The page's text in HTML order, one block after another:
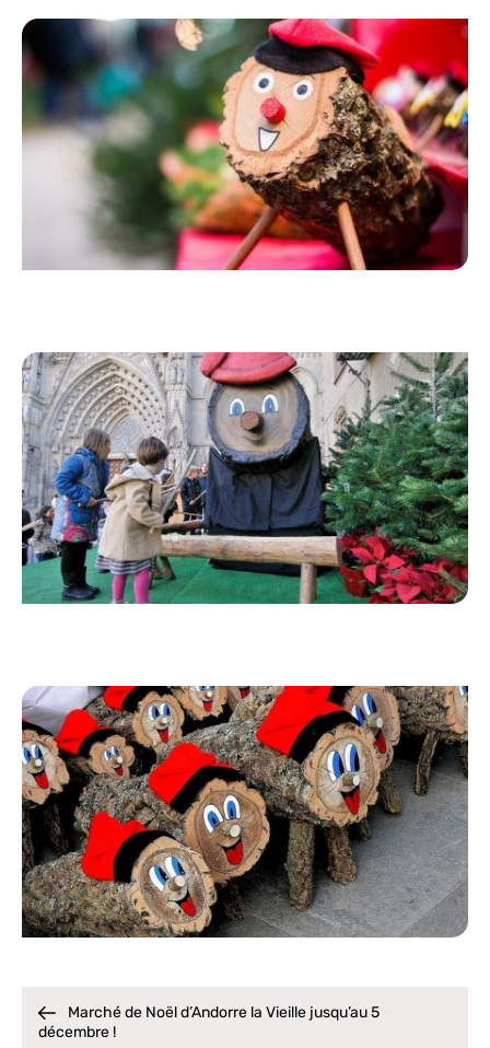
Marché de Noël d’Andorre la Vieille jusqu’au 5
décembre !